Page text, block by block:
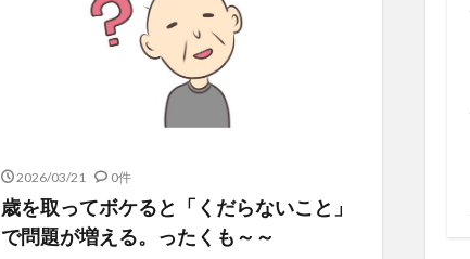
2026/03/21 0件
歳を取ってボケると「くだらないこと」
で問題が増える。ったくも～～